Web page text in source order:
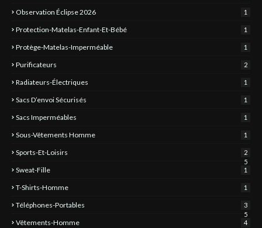
Observation Éclipse 2026 1
Protection-Matelas-Enfant-Et-Bébé 1
Protège-Matelas-Imperméable 1
Purificateurs 2
Radiateurs-Électriques 1
Sacs D’envoi Sécurisés 1
Sacs Imperméables 1
Sous-Vêtements Homme 1
Sports-Et-Loisirs
2
5
Sweat-Fille 1
T-Shirts-Homme 1
Téléphones-Portables
3
5
Vêtements-Homme 4